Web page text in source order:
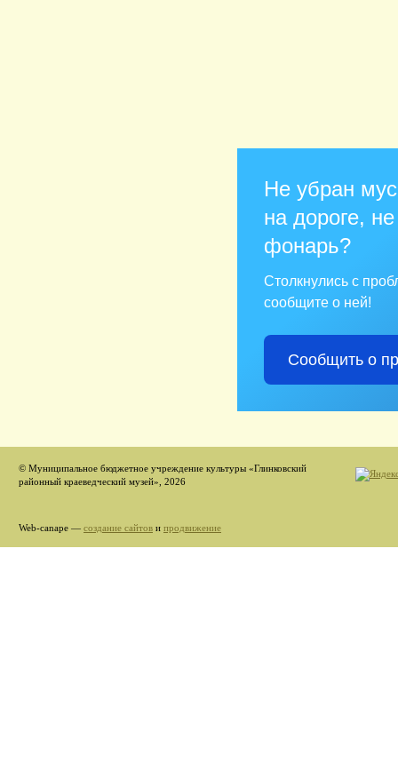
Не убран
на дороге, не
фонарь?
Столкнулись с
сообщите о ней!
Сообщить о
© Муниципальное бюджетное учреждение культуры «Глинковский
районный краеведческий музей», 2026
Web-canape — создание сайтов и продвижение